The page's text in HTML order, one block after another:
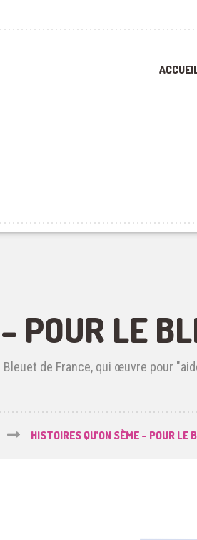
POUR LE
de France, qui œuvre pour
HISTOIRES QU’ON SÈME – POUR LE